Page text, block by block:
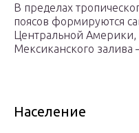
В пределах
поясов формируются
Центральной Америки,
Мексиканского залива
Население